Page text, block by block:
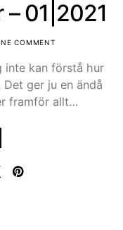
01|2021
COMMENT
inte kan förstå hur
ger ju en ändå
framför allt…